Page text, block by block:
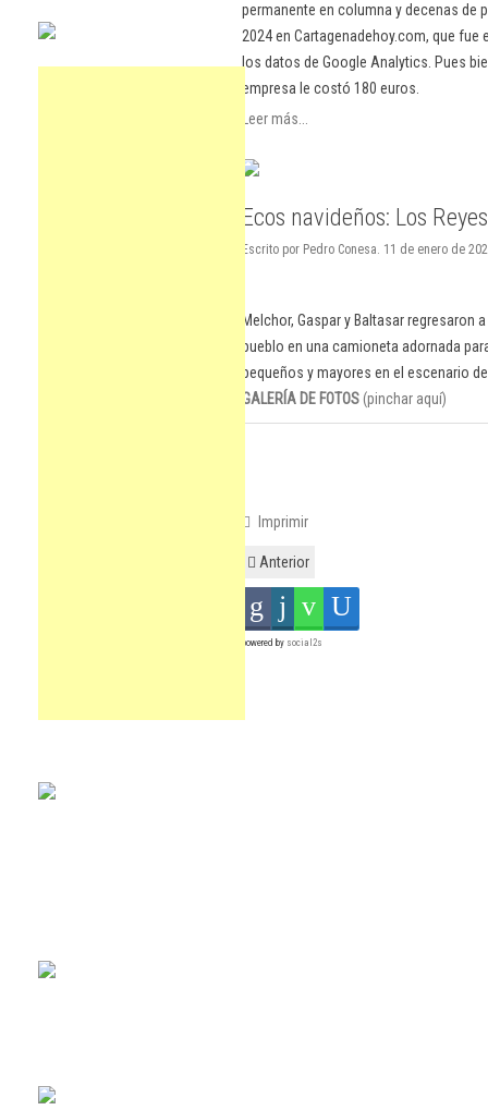
permanente en columna y decenas
2024 en Cartagenadehoy.com, que
los datos de Google Analytics. Pues
empresa le costó 180 euros.
Leer más...
Ecos navideños: Los
Escrito por Pedro Conesa. 11 de enero de
Melchor, Gaspar y Baltasar
pueblo en una camioneta adornada
pequeños y mayores en el escenario
GALERÍA DE FOTOS(pinchar aquí)
Imprimir
Anterior
powered by social2s